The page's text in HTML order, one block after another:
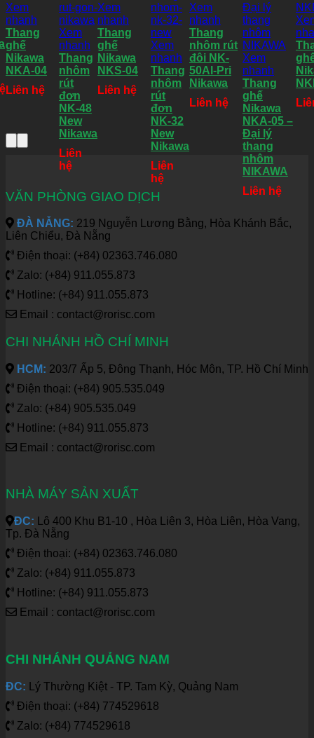
Xem
nhanh
Thang
ghế
Nikawa
NKA-04
Liên hệ
Xem
nhanh
Thang
nhôm
rút
đơn
NK-48
New
Nikawa
Liên
hệ
Xem
nhanh
Thang
ghế
Nikawa
NKS-04
Liên hệ
Xem
nhanh
Thang
nhôm
rút
đơn
NK-32
New
Nikawa
Liên
hệ
Xem
nhanh
Thang
nhôm rút
đôi NK-
50AI-Pri
Nikawa
Liên hệ
Xem
nhanh
Thang
ghế
Nikawa
NKA-05 –
Đại lý
thang
nhôm
NIKAWA
Liên hệ
VĂN PHÒNG GIAO DỊCH
ĐÀ NẴNG: 219 Nguyễn Lương Bằng, Hòa Khánh Bắc,
Liên Chiểu, Đà Nẵng
Điện thoại: (+84) 02363.746.080
Zalo: (+84) 911.055.873
Hotline: (+84) 911.055.873
Email : contact@rorisc.com
CHI NHÁNH HỒ CHÍ MINH
HCM: 203/7 Ấp 5, Đông Thạnh, Hóc Môn, TP. Hồ Chí Minh
Điện thoại: (+84) 905.535.049
Zalo: (+84) 905.535.049
Hotline: (+84) 911.055.873
Email : contact@rorisc.com
NHÀ MÁY SẢN XUẤT
ĐC: Lô 400 Khu B1-10 , Hòa Liên 3, Hòa Liên, Hòa Vang,
Tp. Đà Nẵng
Điện thoại: (+84) 02363.746.080
Zalo: (+84) 911.055.873
Hotline: (+84) 911.055.873
Email : contact@rorisc.com
CHI NHÁNH QUẢNG NAM
ĐC: Lý Thường Kiệt - TP. Tam Kỳ, Quảng Nam
Điện thoại: (+84) 774529618
Zalo: (+84) 774529618